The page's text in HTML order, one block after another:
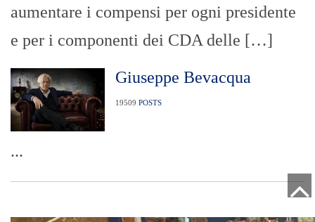
aumentare i compensi per ogni presidente
e per i componenti dei CDA delle […]
Giuseppe Bevacqua
19509 POSTS
...